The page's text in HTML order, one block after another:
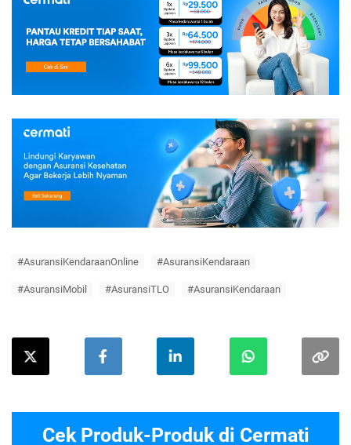
#AsuransiKendaraanOnline #AsuransiKendaraan
#AsuransiMobil #AsuransiTLO #AsuransiKendaraan
Cek Produk-Produk di Cermati